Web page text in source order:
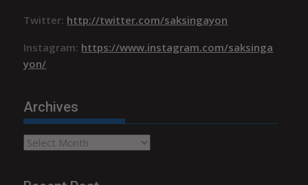
Twitter: http://twitter.com/saksingayon
Instagram: https://www.instagram.com/saksinga
yon/
Archives
Archives